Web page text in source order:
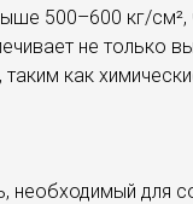
500–600 кг/см²,
не только
как
необходимый для